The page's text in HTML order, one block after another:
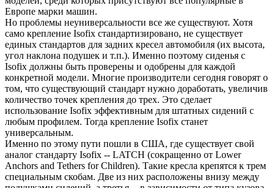
Европе марки машин.
Но проблемы неуниверсальности все же существуют. Хотя
само крепление Isofix стандартизировано, не существует
единых стандартов для задних кресел автомобиля (их высота,
угол наклона подушек и т.п.). Именно поэтому сиденья с
Isofix должны быть проверены и одобрены для каждой
конкретной модели. Многие производители сегодня говорят о
том, что существующий стандарт нужно доработать, увеличив
количество точек крепления до трех. Это сделает
использование Isofix эффективным для штатных сидений с
любым профилем. Тогда крепление Isofix станет
универсальным.
Именно по этому пути пошли в США, где существует свой
аналог стандарту Isofix -- LATCH (сокращенно от Lower
Anchors and Tethers for Children). Такие кресла крепятся к трем
специальным скобам. Две из них расположены внизу между